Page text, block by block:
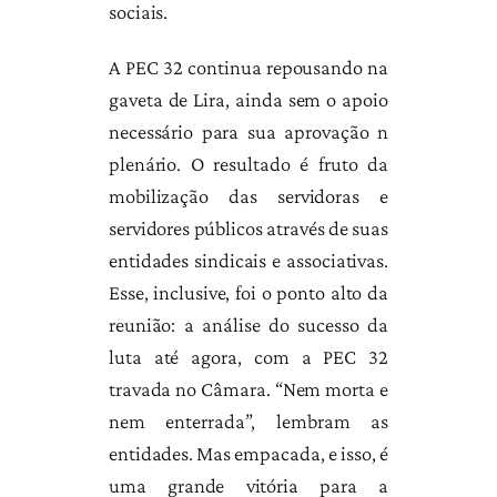
sociais.
A PEC 32 continua repousando na
gaveta de Lira, ainda sem o apoio
necessário para sua aprovação n
plenário. O resultado é fruto da
mobilização das servidoras e
servidores públicos através de suas
entidades sindicais e associativas.
Esse, inclusive, foi o ponto alto da
reunião: a análise do sucesso da
luta até agora, com a PEC 32
travada no Câmara. “Nem morta e
nem enterrada”, lembram as
entidades. Mas empacada, e isso, é
uma grande vitória para a